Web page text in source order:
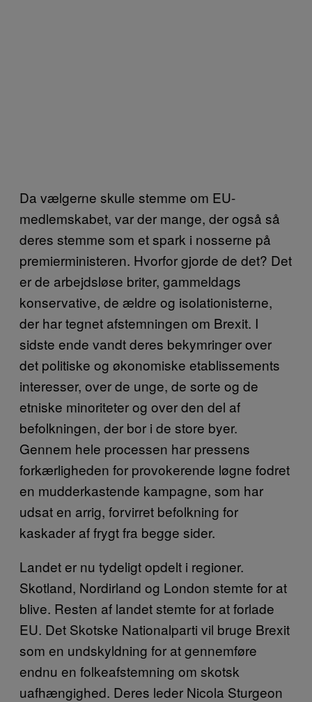
Da vælgerne skulle stemme om EU-
medlemskabet, var der mange, der også så
deres stemme som et spark i nosserne på
premierministeren. Hvorfor gjorde de det? Det
er de arbejdsløse briter, gammeldags
konservative, de ældre og isolationisterne,
der har tegnet afstemningen om Brexit. I
sidste ende vandt deres bekymringer over
det politiske og økonomiske etablissements
interesser, over de unge, de sorte og de
etniske minoriteter og over den del af
befolkningen, der bor i de store byer.
Gennem hele processen har pressens
forkærligheden for provokerende løgne fodret
en mudderkastende kampagne, som har
udsat en arrig, forvirret befolkning for
kaskader af frygt fra begge sider.
Landet er nu tydeligt opdelt i regioner.
Skotland, Nordirland og London stemte for at
blive. Resten af landet stemte for at forlade
EU. Det Skotske Nationalparti vil bruge Brexit
som en undskyldning for at gennemføre
endnu en folkeafstemning om skotsk
uafhængighed. Deres leder Nicola Sturgeon